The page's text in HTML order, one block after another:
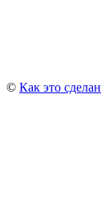
© Как это